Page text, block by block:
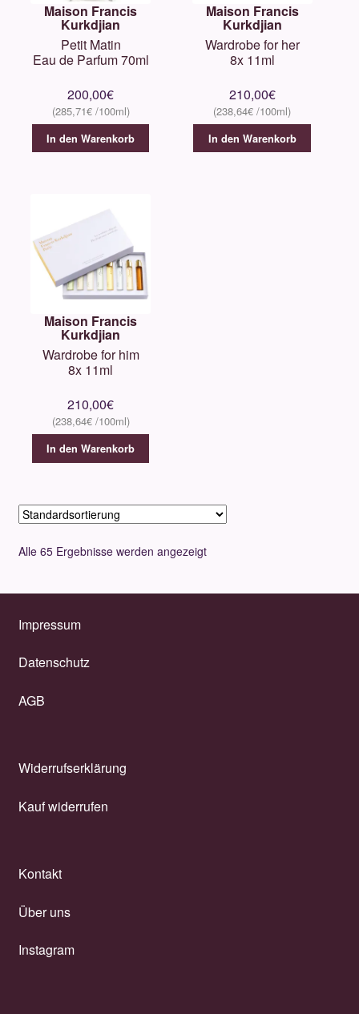
Maison Francis
Kurkdjian
Petit Matin
Eau de Parfum 70ml
200,00€
285,71€
In den Warenkorb
Maison Francis
Kurkdjian
Wardrobe for her
8x 11ml
210,00€
238,64€
In den Warenkorb
Maison Francis
Kurkdjian
Wardrobe for him
8x 11ml
210,00€
238,64€
In den Warenkorb
Alle 65 Ergebnisse werden angezeigt
Impressum
Datenschutz
AGB
Widerrufserklärung
Kauf widerrufen
Kontakt
Über uns
Instagram